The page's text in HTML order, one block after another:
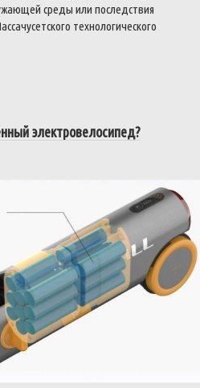
среды или последствия
технологического
электровелосипед?